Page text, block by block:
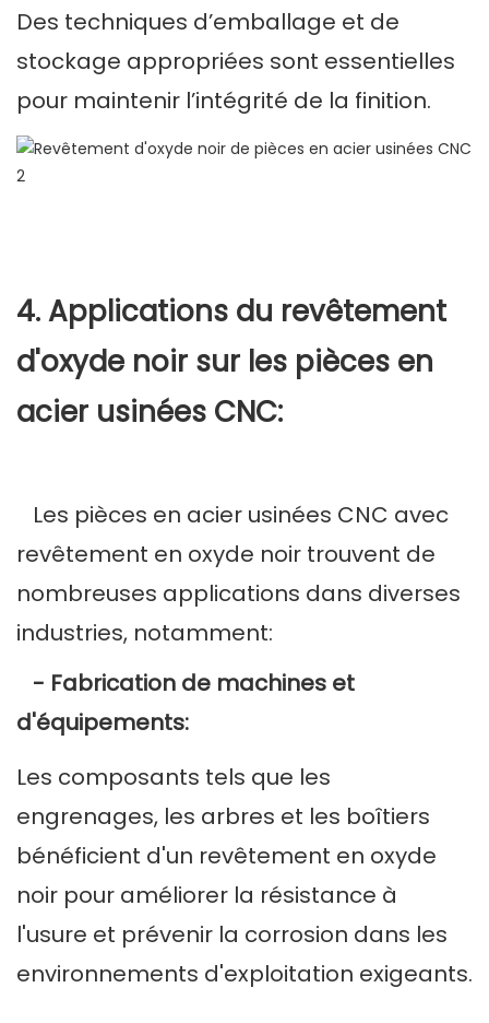
Des techniques d’emballage et de
stockage appropriées sont essentielles
pour maintenir l’intégrité de la finition.
4. Applications du revêtement
d'oxyde noir sur les pièces en
acier usinées CNC:
Les pièces en acier usinées CNC avec
revêtement en oxyde noir trouvent de
nombreuses applications dans diverses
industries, notamment:
- Fabrication de machines et
d'équipements:
Les composants tels que les
engrenages, les arbres et les boîtiers
bénéficient d'un revêtement en oxyde
noir pour améliorer la résistance à
l'usure et prévenir la corrosion dans les
environnements d'exploitation exigeants.